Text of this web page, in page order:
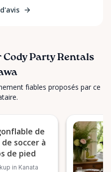
Party Rentals
fiables proposés par ce
de
soccer à
de pied
in Kanata